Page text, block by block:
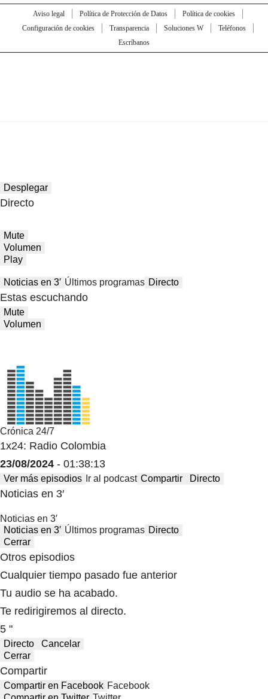
Aviso legal Política de Protección de Datos
Política de cookies
Configuración de cookies
Transparencia Soluciones W
Teléfonos
Escríbanos
Desplegar
Directo
Mute
Volumen
Play
Noticias en 3′ Últimos programas Directo
Estas escuchando
Mute
Volumen
Crónica 24/7
1x24: Radio Colombia
23/08/2024 - 01:38:13
Ver más episodios Ir al podcast Compartir Directo
Noticias en 3′
Noticias en 3′
Noticias en 3′ Últimos programas Directo
Cerrar
Otros episodios
Cualquier tiempo pasado fue anterior
Tu audio se ha acabado.
Te redirigiremos al directo.
5 "
Directo
Cancelar
Cerrar
Compartir
Compartir en Facebook Facebook